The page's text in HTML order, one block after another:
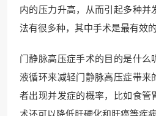
内的压力升高，从而引起多种并
法有很多种，其中手术是最有效
门静脉高压症手术的目的是什么
液循环来减轻门静脉高压症带来
者出现并发症的概率，比如食管